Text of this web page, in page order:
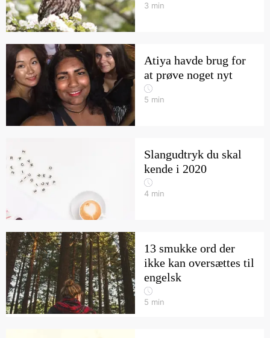
3 min
Atiya havde brug for
at prøve noget nyt
5 min
Slangudtryk du skal
kende i 2020
4 min
13 smukke ord der
ikke kan oversættes til
engelsk
5 min